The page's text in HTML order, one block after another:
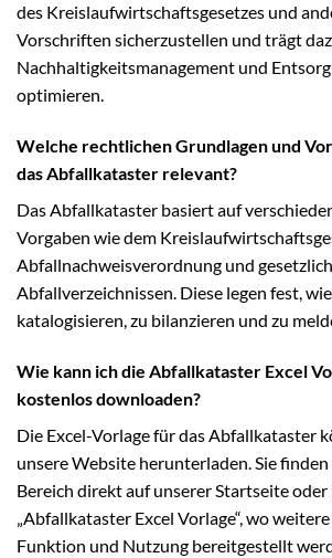
des Kreislaufwirtschaftsgesetzes und
Vorschriften sicherzustellen und trägt
Nachhaltigkeitsmanagement und
optimieren.
Welche rechtlichen Grundlagen und
das Abfallkataster relevant?
Das Abfallkataster basiert auf
Vorgaben wie dem
Abfallnachweisverordnung und
Abfallverzeichnissen. Diese legen fest,
katalogisieren, zu bilanzieren und zu
Wie kann ich die Abfallkataster Excel
kostenlos downloaden?
Die Excel-Vorlage für das Abfallkataster
unsere Website herunterladen. Sie
Bereich direkt auf unserer Startseite oder
„Abfallkataster Excel Vorlage“, wo
Funktion und Nutzung bereitgestellt